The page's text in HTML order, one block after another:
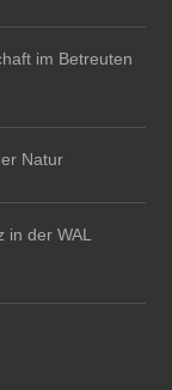
im Betreuten
Natur
der WAL